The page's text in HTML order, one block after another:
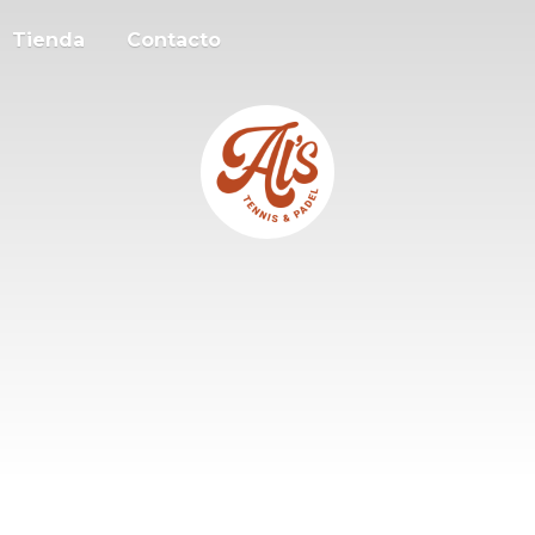
Tienda Contacto